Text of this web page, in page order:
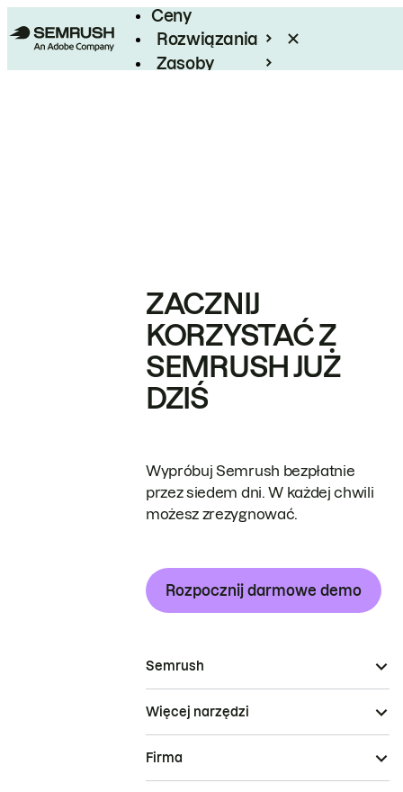
Ceny
Rozwiązania
Zasoby
ZACZNIJ
KORZYSTAĆ Z
SEMRUSH JUŻ
DZIŚ
Wypróbuj Semrush bezpłatnie
przez siedem dni. W każdej chwili
możesz zrezygnować.
Rozpocznij darmowe demo
Semrush
Więcej narzędzi
Firma